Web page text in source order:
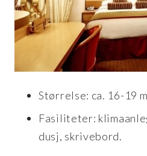
Størrelse: ca. 16-19
Fasiliteter:
dusj, skrivebord.